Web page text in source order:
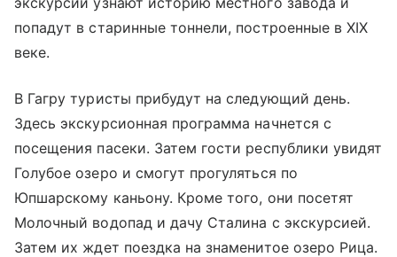
попадут в старинные тоннели, построенные в XIX
веке.
В Гагру туристы прибудут на следующий день.
Здесь экскурсионная программа начнется с
посещения пасеки. Затем гости республики увидят
Голубое озеро и смогут прогуляться по
Юпшарскому каньону. Кроме того, они посетят
Молочный водопад и дачу Сталина с экскурсией.
Затем их ждет поездка на знаменитое озеро Рица.